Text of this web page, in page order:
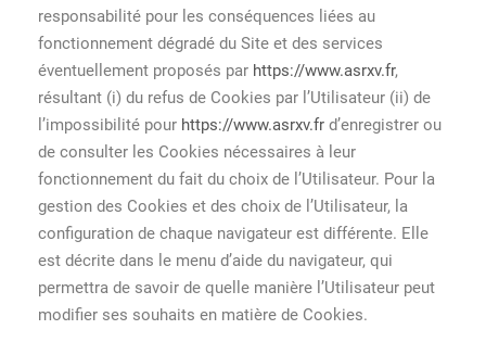
responsabilité pour les conséquences liées au
fonctionnement dégradé du Site et des services
éventuellement proposés par https://www.asrxv.fr,
résultant (i) du refus de Cookies par l’Utilisateur (ii) de
l’impossibilité pour https://www.asrxv.fr d’enregistrer ou
de consulter les Cookies nécessaires à leur
fonctionnement du fait du choix de l’Utilisateur. Pour la
gestion des Cookies et des choix de l’Utilisateur, la
configuration de chaque navigateur est différente. Elle
est décrite dans le menu d’aide du navigateur, qui
permettra de savoir de quelle manière l’Utilisateur peut
modifier ses souhaits en matière de Cookies.